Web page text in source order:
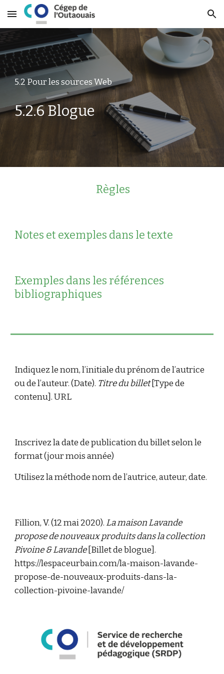
Skip to main content Skip to navigation
5.2 Pour les sources Web
5.2.6 Blogue
Règles
Notes et exemples dans le texte
Exemples dans les références
bibliographiques
Indiquez le nom, l’initiale du prénom de l’autrice
ou de l’auteur. (Date). Titre du billet [Type de
contenu]. URL
Inscrivez la date de publication du billet selon le
format (jour mois année)
Utilisez la méthode nom de l’autrice, auteur, date.
Fillion, V. (12 mai 2020). La maison Lavande
propose de nouveaux produits dans la collection
Pivoine & Lavande [Billet de blogue].
https://lespaceurbain.com/la-maison-lavande-
propose-de-nouveaux-produits-dans-la-
collection-pivoine-lavande/